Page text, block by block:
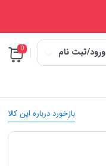
ورود/ثبت نام 0
بازخورد درباره این کالا